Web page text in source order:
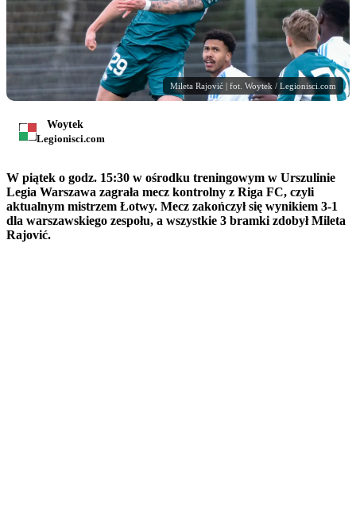
Mileta Rajović | fot. Woytek / Legionisci.com
Woytek
Legionisci.com
W piątek o godz. 15:30 w ośrodku treningowym w Urszulinie
Legia Warszawa zagrała mecz kontrolny z Riga FC, czyli
aktualnym mistrzem Łotwy. Mecz zakończył się wynikiem 3-1
dla warszawskiego zespołu, a wszystkie 3 bramki zdobył Mileta
Rajović.